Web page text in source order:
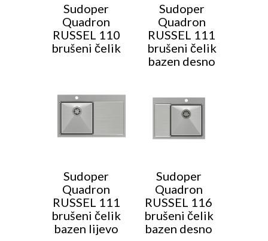
Sudoper
Quadron
RUSSEL 110
brušeni čelik
Sudoper
Quadron
RUSSEL 111
brušeni čelik
bazen desno
Sudoper
Quadron
RUSSEL 111
brušeni čelik
bazen lijevo
Sudoper
Quadron
RUSSEL 116
brušeni čelik
bazen desno